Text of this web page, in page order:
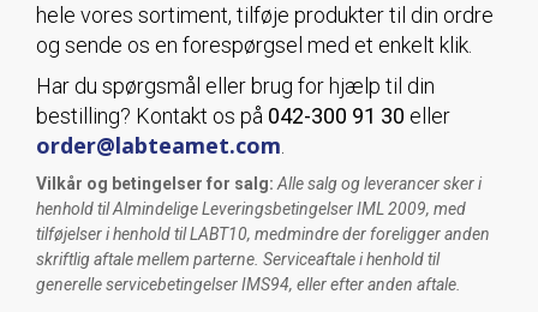
hele vores sortiment, tilføje produkter til din ordre
og sende os en forespørgsel med et enkelt klik.
Har du spørgsmål eller brug for hjælp til din
bestilling? Kontakt os på 042-300 91 30 eller
order@labteamet.com
Vilkår og betingelser for salg: Alle salg og leverancer sker i
henhold til Almindelige Leveringsbetingelser IML 2009, med
tilføjelser i henhold til LABT10, medmindre der foreligger anden
skriftlig aftale mellem parterne. Serviceaftale i henhold til
generelle servicebetingelser IMS94, eller efter anden aftale.